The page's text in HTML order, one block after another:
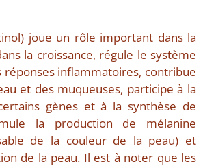
joue un rôle important dans la
la croissance, régule le système
inflammatoires, contribue
et des muqueuses, participe à la
gènes et à la synthèse de
la production de mélanine
de la couleur de la peau) et
de la peau. Il est à noter que les